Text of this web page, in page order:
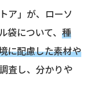
ア」が、ローソ
について、 種
に配慮した素材や
査し、分かりや